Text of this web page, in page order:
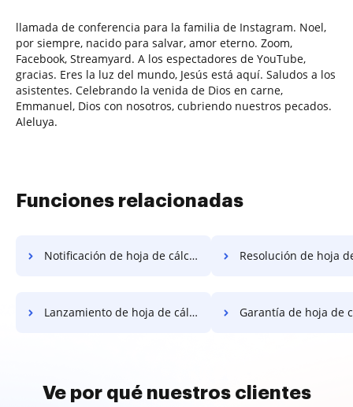
llamada de conferencia para la familia de Instagram. Noel,
por siempre, nacido para salvar, amor eterno. Zoom,
Facebook, Streamyard. A los espectadores de YouTube,
gracias. Eres la luz del mundo, Jesús está aquí. Saludos a los
asistentes. Celebrando la venida de Dios en carne,
Emmanuel, Dios con nosotros, cubriendo nuestros pecados.
Aleluya.
Funciones relacionadas
Notificación de hoja de cálculo gráfica Resolución de hoja de
Lanzamiento de hoja de cálculo gráfica Garantía de hoja de
Ve por qué nuestros clientes